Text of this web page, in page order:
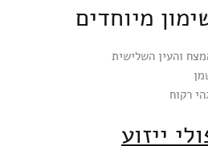
מיוחדים
והעין השלישית
רקוח
ייזוע